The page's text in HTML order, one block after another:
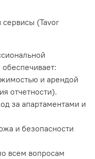
(Tavor
и арендой
отчетности).
за апартаментами и
и безопасности
всем вопросам